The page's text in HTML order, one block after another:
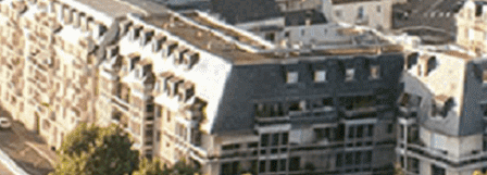
Exporter les lignes sélectionnées
Exporter toutes les colonnes
Exporter uniquement les colonnes affichées
Menu
<
>